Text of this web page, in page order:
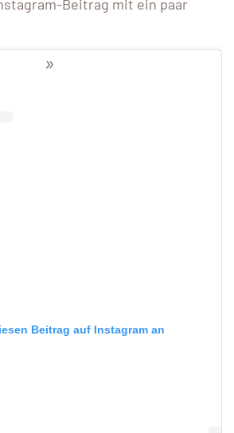
Beitrag mit ein paar
Beitrag auf Instagram an